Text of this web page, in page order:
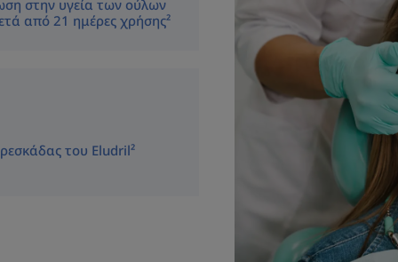
στην υγεία των ούλων
από 21 ημέρες χρήσης²
του Eludril²